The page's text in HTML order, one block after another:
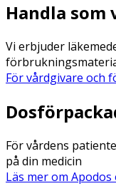
Handla
Vi erbjuder
För vårdgivare och
För vårdens
på din medicin
Läs mer om Apodos